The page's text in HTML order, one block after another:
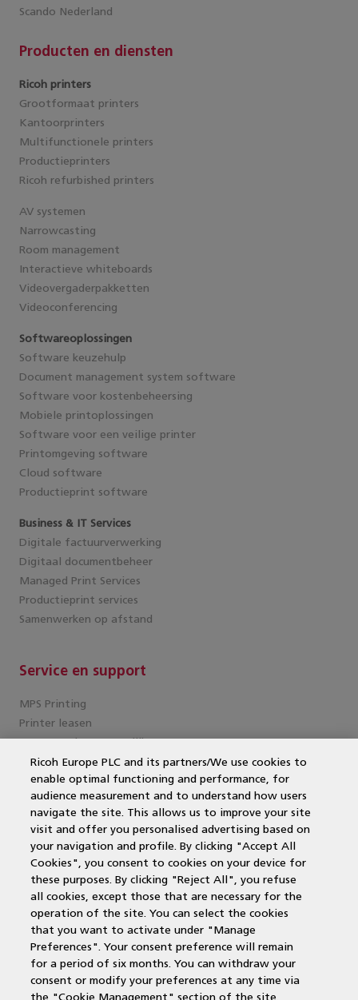
Scando Nederland
Producten en diensten
Ricoh printers
Grootformaat printers
Kantoorprinters
Multifunctionele printers
Productieprinters
Ricoh refurbished printers
AV systemen
Narrowcasting
Room management
Interactieve whiteboards
Videovergaderpakketten
Videoconferencing
Softwareoplossingen
Software keuzehulp
Document management system software
Software voor kostenbeheersing
Mobiele printoplossingen
Software voor een veilige printer
Printomgeving software
Cloud software
Productieprint software
Business & IT Services
Digitale factuurverwerking
Digitaal documentbeheer
Managed Print Services
Productieprint services
Samenwerken op afstand
Service en support
MPS Printing
Printer leasen
Kantoorprinter vergelijken
Kopieermachines
MPS offerte aanvragen
MFP
DocuWare
Duurzame printers
Wat is een multifunctional?
Laserprinter
Contactgegevens
Voor alle regio's zijn wij bereikbaar via:
Ricoh Europe PLC and its partners/We use cookies to
enable optimal functioning and performance, for
audience measurement and to understand how users
navigate the site. This allows us to improve your site
visit and offer you personalised advertising based on
your navigation and profile. By clicking "Accept All
Cookies", you consent to cookies on your device for
these purposes. By clicking "Reject All", you refuse
all cookies, except those that are necessary for the
operation of the site. You can select the cookies
that you want to activate under "Manage
Preferences". Your consent preference will remain
for a period of six months. You can withdraw your
consent or modify your preferences at any time via